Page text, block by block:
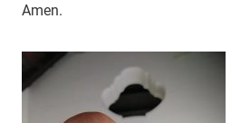
Amen.